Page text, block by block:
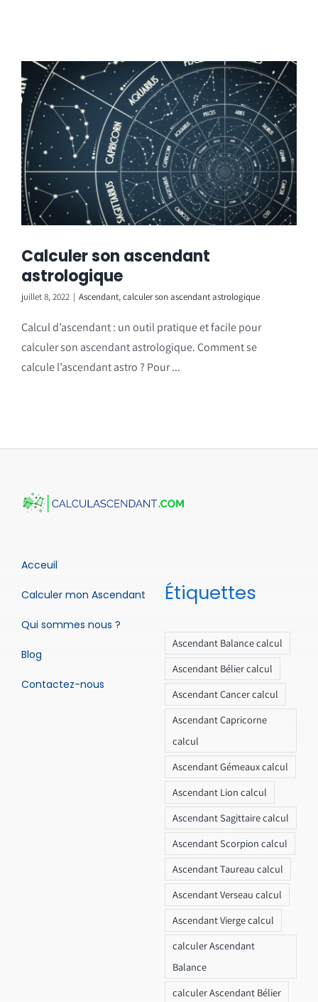
Calculer son ascendant
astrologique
juillet 8, 2022 | Ascendant,calculer son ascendant astrologique
Calcul d’ascendant : un outil pratique et facile pour
calculer son ascendant astrologique. Comment se
calcule l’ascendant astro ? Pour ...
Acceuil
Calculer mon Ascendant
Qui sommes nous ?
Blog
Contactez-nous
Étiquettes
Ascendant Balance calcul
Ascendant Bélier calcul
Ascendant Cancer calcul
Ascendant Capricorne
calcul
Ascendant Gémeaux calcul
Ascendant Lion calcul
Ascendant Sagittaire calcul
Ascendant Scorpion calcul
Ascendant Taureau calcul
Ascendant Verseau calcul
Ascendant Vierge calcul
calculer Ascendant
Balance
calculer Ascendant Bélier